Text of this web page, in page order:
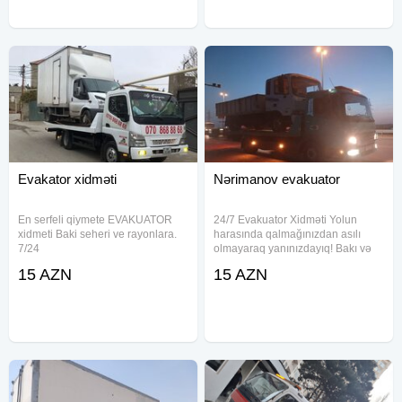
Evakator xidməti
En serfeli qiymete EVAKUATOR
xidmeti Baki seheri ve rayonlara.
7/24
istenilen regonlarinda
15 AZN
Nərimanov evakuator
24/7 Evakuator Xidməti Yolun
harasında qalmağınızdan asılı
olmayaraq yanınızdayıq! Bakı və
Sürətli Təhlükəsiz Münasib qiymət
15 AZN